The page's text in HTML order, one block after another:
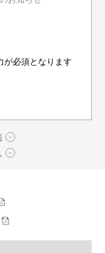
が必須となります